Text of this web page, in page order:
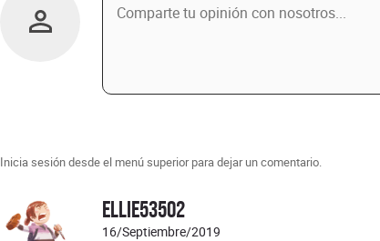
Inicia sesión desde el menú superior para dejar un comentario.
Ellie53502
16/Septiembre/2019